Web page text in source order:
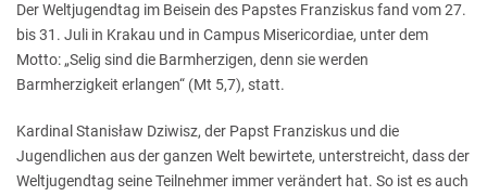
Der Weltjugendtag im Beisein des Papstes Franziskus fand vom 27.
bis 31. Juli in Krakau und in Campus Misericordiae, unter dem
Motto: „Selig sind die Barmherzigen, denn sie werden
Barmherzigkeit erlangen“ (Mt 5,7), statt.
Kardinal Stanisław Dziwisz, der Papst Franziskus und die
Jugendlichen aus der ganzen Welt bewirtete, unterstreicht, dass der
Weltjugendtag seine Teilnehmer immer verändert hat. So ist es auch